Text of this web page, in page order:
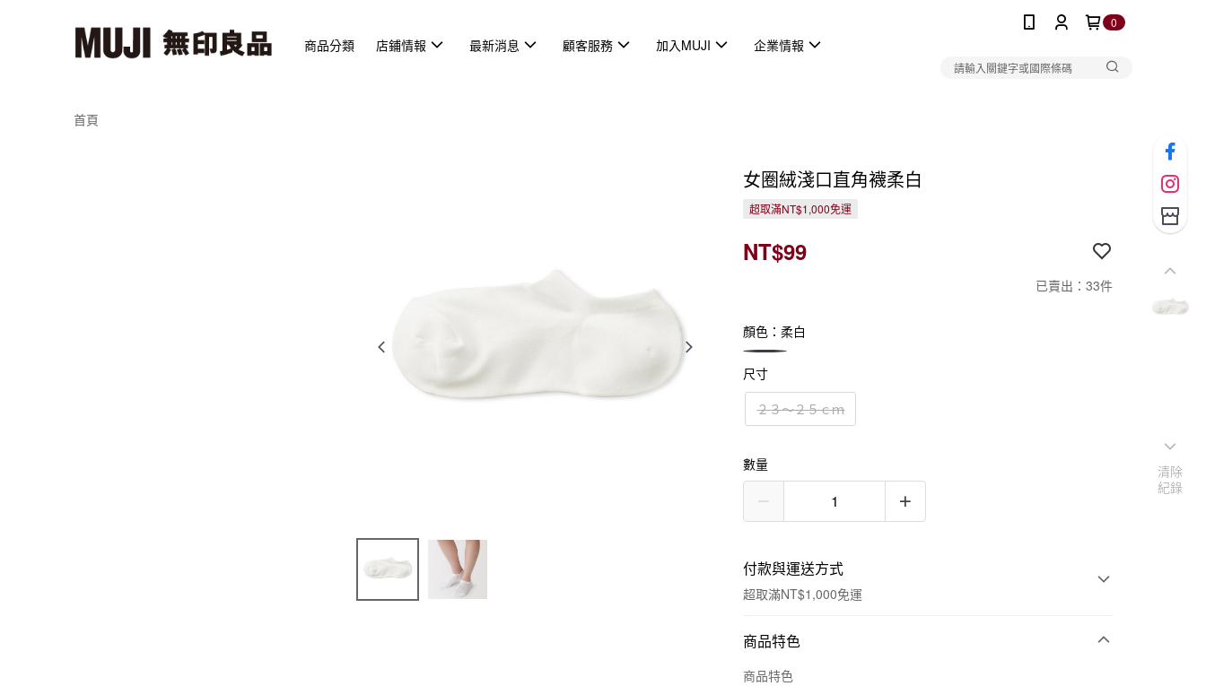
0
商品分類 店鋪情報 最新消息 顧客服務 加入MUJI 企業情報
首頁
女圈絨淺口直角襪柔白
超取滿NT$1,000免運
NT$99
已賣出：33件
顏色：柔白
尺寸
２３～２５ｃｍ
數量
付款與運送方式
超取滿NT$1,000免運
付款方式
信用卡一次付款
商品特色
商品特色
清除
紀錄